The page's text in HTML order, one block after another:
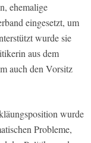
ehemalige
eingesetzt, um
wurde sie
aus dem
auch den Vorsitz
wurde
Probleme,